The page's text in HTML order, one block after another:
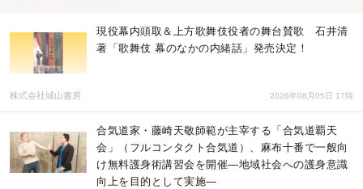
現役幕内頭取＆上方歌舞伎役者の舞台賛歌 石井清
著「歌舞伎 幕のなかの内緒話」発売決定！
株式会社城山書房 2026年08月05日 17時
合気道家・藤崎天敬師範が主宰する「合気道覇天
会」（フルコンタクト合気道）、麻布十番で一般向
け無料護身術講習会を開催―地域社会への護身意識
向上を目的として実施―